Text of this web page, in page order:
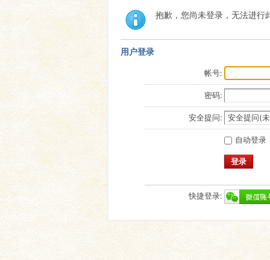
抱歉，您尚未登录，无法进行
用户登录
帐号:
密码:
安全提问:
自动登录
登录
快捷登录: